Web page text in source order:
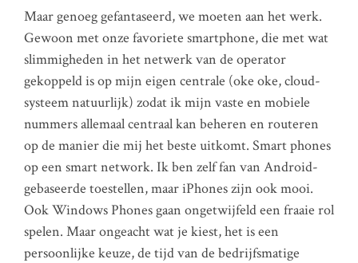
Maar genoeg gefantaseerd, we moeten aan het werk.
Gewoon met onze favoriete smartphone, die met wat
slimmigheden in het netwerk van de operator
gekoppeld is op mijn eigen centrale (oke oke, cloud-
systeem natuurlijk) zodat ik mijn vaste en mobiele
nummers allemaal centraal kan beheren en routeren
op de manier die mij het beste uitkomt. Smart phones
op een smart network. Ik ben zelf fan van Android-
gebaseerde toestellen, maar iPhones zijn ook mooi.
Ook Windows Phones gaan ongetwijfeld een fraaie rol
spelen. Maar ongeacht wat je kiest, het is een
persoonlijke keuze, de tijd van de bedrijfsmatige